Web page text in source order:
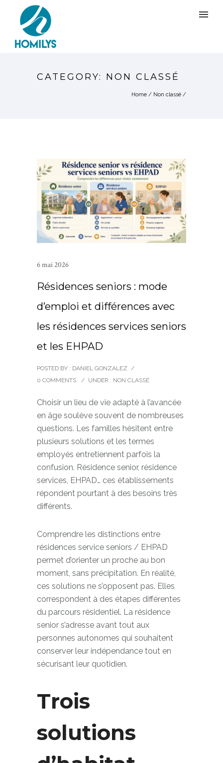
CATEGORY: NON CLASSÉ
Home / Non classé /
6 mai 2026
Résidences seniors : mode
d’emploi et différences avec
les résidences services seniors
et les EHPAD
POSTED BY : DANIEL GONZALEZ /
0 COMMENTS
/ UNDER : NON CLASSÉ
Choisir un lieu de vie adapté à l’avancée
en âge soulève souvent de nombreuses
questions. Les familles hésitent entre
plusieurs solutions et les termes
employés entretiennent parfois la
confusion. Résidence senior, résidence
services, EHPAD… ces établissements
répondent pourtant à des besoins très
différents.
Comprendre les distinctions entre
résidences service seniors / EHPAD
permet d’orienter un proche au bon
moment, sans précipitation. En réalité,
ces solutions ne s’opposent pas. Elles
correspondent à des étapes différentes
du parcours résidentiel. La résidence
senior s’adresse avant tout aux
personnes autonomes qui souhaitent
conserver leur indépendance tout en
Trois
solutions